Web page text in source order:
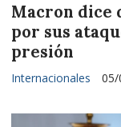
Macron dice
por sus
presión
Internacionales 05/